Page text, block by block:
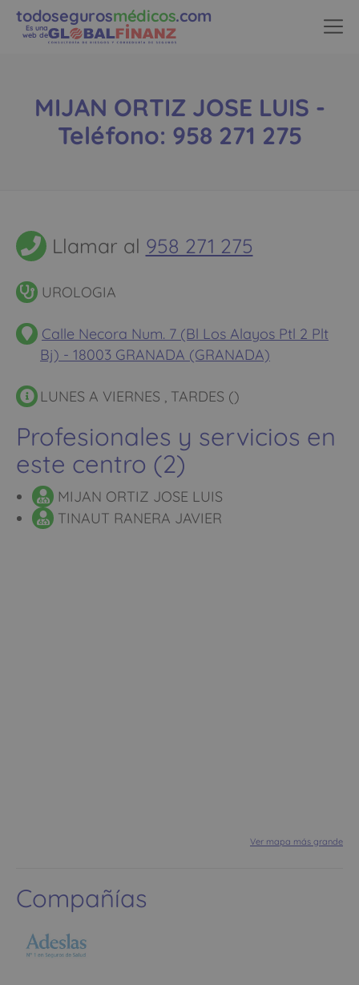
todosegurosmédicos.com
Es una
web de
MIJAN ORTIZ JOSE LUIS -
Teléfono: 958 271 275
Llamar al 958 271 275
UROLOGIA
Calle Necora Num. 7 (Bl Los Alayos Ptl 2 Plt
Bj) - 18003 GRANADA (GRANADA)
LUNES A VIERNES , TARDES ()
Profesionales y servicios en
este centro (2)
MIJAN ORTIZ JOSE LUIS
TINAUT RANERA JAVIER
Ver mapa más grande
Compañías